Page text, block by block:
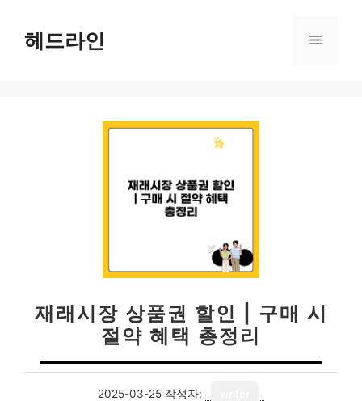
헤드라인 메
재래시장 상품권 할인 | 구매 시
절약 혜택 총정리
2025-03-25 작성자: